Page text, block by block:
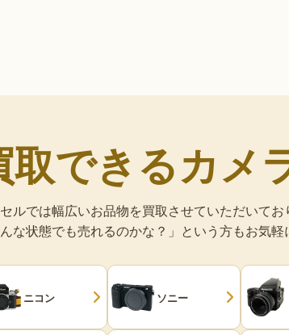
取できるカメ
ルでは幅広いお品物を買取させていただいてお
んな状態でも売れるのかな？」という方もお気軽
ニコン ソニー